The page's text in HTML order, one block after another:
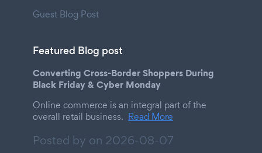
Guest Blog Post
Featured Blog post
Converting Cross-Border Shoppers During
Black Friday & Cyber Monday
Online commerce is an integral part of the
overall retail business. Read More
Posted by on 2026-08-07